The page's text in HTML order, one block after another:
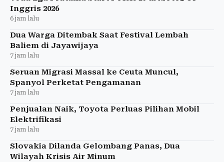
Inggris 2026
6 jam lalu
Dua Warga Ditembak Saat Festival Lembah
Baliem di Jayawijaya
7 jam lalu
Seruan Migrasi Massal ke Ceuta Muncul,
Spanyol Perketat Pengamanan
7 jam lalu
Penjualan Naik, Toyota Perluas Pilihan Mobil
Elektrifikasi
7 jam lalu
Slovakia Dilanda Gelombang Panas, Dua
Wilayah Krisis Air Minum